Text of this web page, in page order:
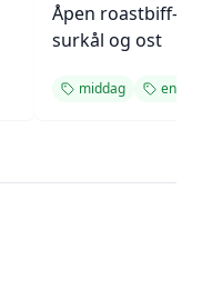
Åpen roastbiff-
surkål og ost
middag enkel